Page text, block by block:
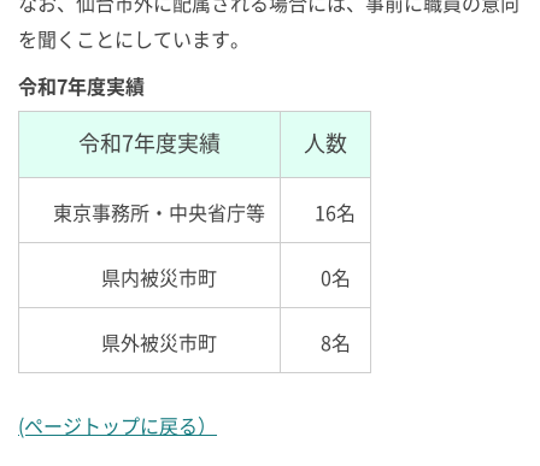
を聞くことにしています。
令和7年度実績
令和7年度実績 人数
東京事務所・中央省庁等 16名
県内被災市町 0名
県外被災市町 8名
(ページトップに戻る）